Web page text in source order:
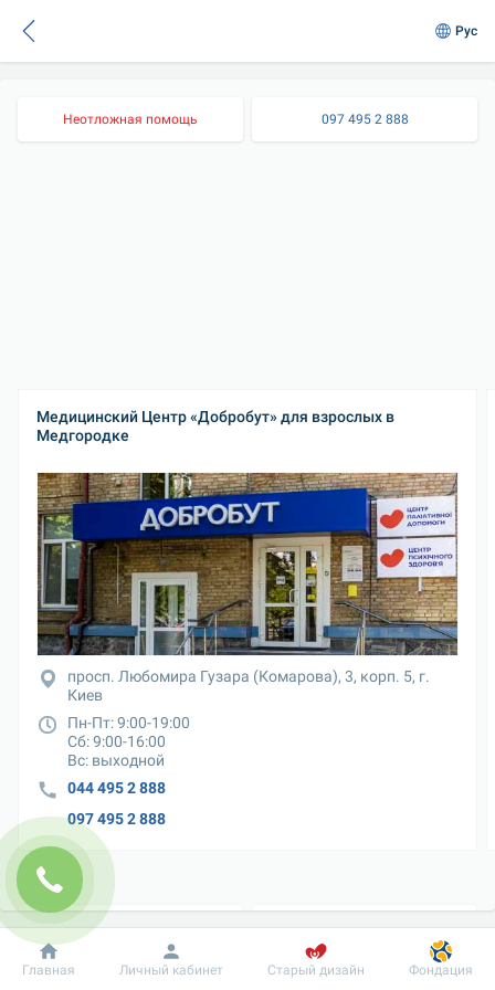
Рус
Неотложная помощь 097 495 2 888
Медицинский Центр «Добробут» для взрослых в
Медгородке
просп. Любомира Гузара (Комарова), 3, корп. 5, г.
Киев
Пн-Пт: 9:00-19:00
Сб: 9:00-16:00
Вс: выходной
044 495 2 888
097 495 2 888
Добробут Информация Пациенту
Главная Личный кабинет Старый дизайн Фондация